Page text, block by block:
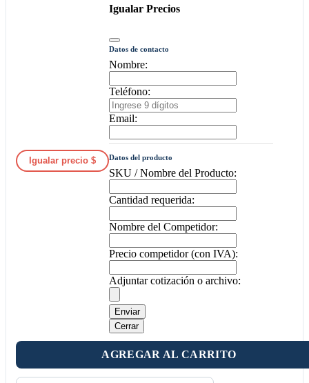
Igualar precio $
Igualar Precios
Datos de contacto
Nombre:
Teléfono:
Email:
Datos del producto
SKU / Nombre del Producto:
Cantidad requerida:
Nombre del Competidor:
Precio competidor (con IVA):
Adjuntar cotización o archivo:
Enviar
Cerrar
AGREGAR AL CARRITO